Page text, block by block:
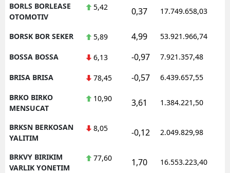
BORLS BORLEASE
OTOMOTIV
5,42 0,37 17.749.658,03
BORSK BOR SEKER 5,89 4,99 53.921.966,74
BOSSA BOSSA 6,13 -0,97 7.921.357,48
BRISA BRISA 78,45 -0,57 6.439.657,55
BRKO BIRKO
MENSUCAT
10,90 3,61 1.384.221,50
BRKSN BERKOSAN
YALITIM
8,05 -0,12 2.049.829,98
BRKVY BIRIKIM
VARLIK YONETIM
77,60 1,70 16.553.223,40